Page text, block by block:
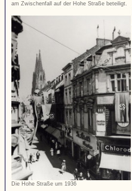
am Zwischenfall auf der Hohe Straße beteiligt.
Die Hohe Straße um 1936